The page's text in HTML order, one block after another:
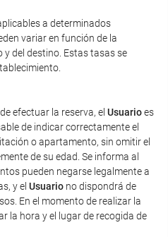
a determinados
variar en función de la
del destino. Estas tasas se
efectuar la reserva, el Usuarioes
de indicar correctamente el
o apartamento, sin omitir el
de su edad. Se informa al
pueden negarse legalmente a
y el Usuario no dispondrá de
En el momento de realizar la
la hora y el lugar de recogida de